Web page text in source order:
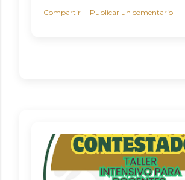
Compartir Publicar un comentario